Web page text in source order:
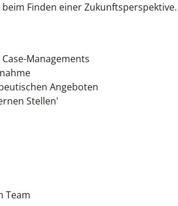
Finden einer Zukunftsperspektive.
Managements
Angeboten
Stellen'
Team